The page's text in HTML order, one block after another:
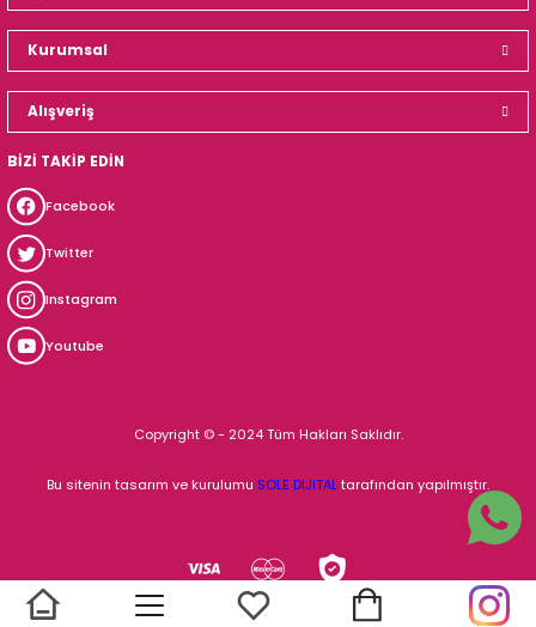
Kurumsal
Alışveriş
BİZİ TAKİP EDİN
Facebook
Twitter
Instagram
Youtube
Copyright © - 2024 Tüm Hakları Saklıdır.
Bu sitenin tasarım ve kurulumu SOLE DIJITALtarafından yapılmıştır.